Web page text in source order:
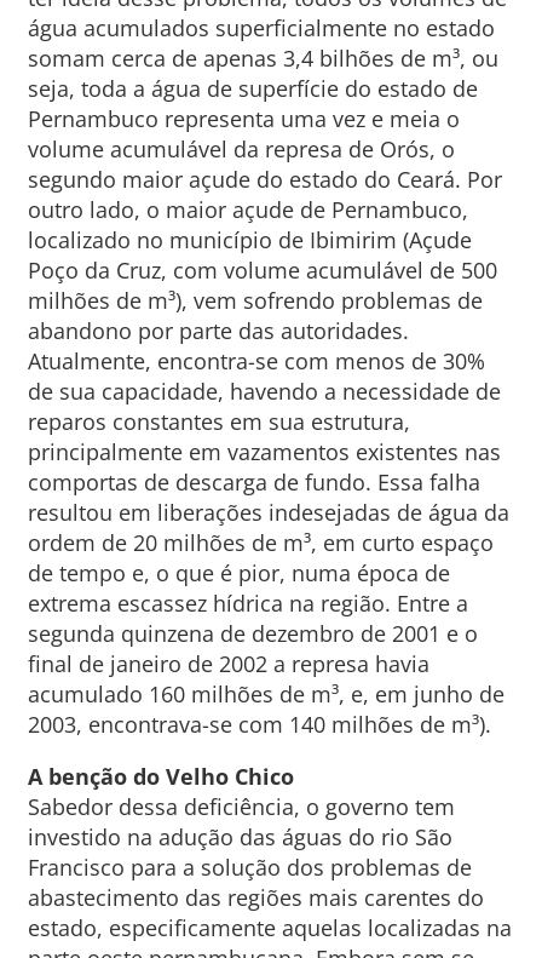
água acumulados superficialmente no estado
somam cerca de apenas 3,4 bilhões de m³, ou
seja, toda a água de superfície do estado de
Pernambuco representa uma vez e meia o
volume acumulável da represa de Orós, o
segundo maior açude do estado do Ceará. Por
outro lado, o maior açude de Pernambuco,
localizado no município de Ibimirim (Açude
Poço da Cruz, com volume acumulável de 500
milhões de m³), vem sofrendo problemas de
abandono por parte das autoridades.
Atualmente, encontra-se com menos de 30%
de sua capacidade, havendo a necessidade de
reparos constantes em sua estrutura,
principalmente em vazamentos existentes nas
comportas de descarga de fundo. Essa falha
resultou em liberações indesejadas de água da
ordem de 20 milhões de m³, em curto espaço
de tempo e, o que é pior, numa época de
extrema escassez hídrica na região. Entre a
segunda quinzena de dezembro de 2001 e o
final de janeiro de 2002 a represa havia
acumulado 160 milhões de m³, e, em junho de
2003, encontrava-se com 140 milhões de m³).
A benção do Velho Chico
Sabedor dessa deficiência, o governo tem
investido na adução das águas do rio São
Francisco para a solução dos problemas de
abastecimento das regiões mais carentes do
estado, especificamente aquelas localizadas na